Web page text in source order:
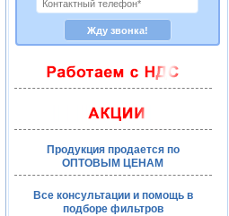
Продукция продается по
ОПТОВЫМ ЦЕНАМ
Все консультации и помощь в
подборе фильтров